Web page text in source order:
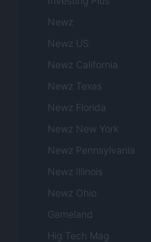
Newz
Newz US
Newz California
Newz Texas
Newz Florida
Newz New York
Newz Pennsylvania
Newz Illinois
Newz Ohio
Gameland
Hig Tech Mag